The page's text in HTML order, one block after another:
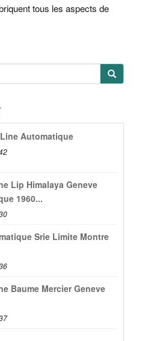
tous les aspects de
Automatique
Lip Himalaya Geneve
1960...
Srie Limite Montre
Baume Mercier Geneve